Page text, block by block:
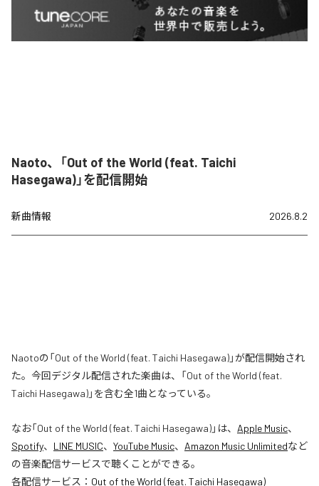
Naoto、「Out of the World (feat. Taichi
Hasegawa)」を配信開始
新曲情報 2026.8.2
Naotoの「Out of the World (feat. Taichi Hasegawa)」が配信開始され
た。今回デジタル配信された楽曲は、「Out of the World (feat.
Taichi Hasegawa)」を含む全1曲となっている。
なお「Out of the World (feat. Taichi Hasegawa)」は、 Apple Music、
Spotify、 LINE MUSIC、 YouTube Music、 Amazon Music Unlimitedなど
の音楽配信サービスで聴くことができる。
各配信サービス： Out of the World (feat. Taichi Hasegawa)